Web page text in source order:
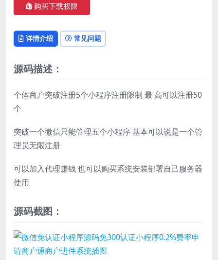
购买下载权限
详情介绍 常见问题
源码描述：
个体商户突破注册5个小程序注册限制 最 高可以注册50
个
突破一个微信只能管理五个小程序 基本可以说是一个管
理员无限注册
可以加入代理赚钱 也可以购买系统安装部署自己服务器
使用
源码截图：